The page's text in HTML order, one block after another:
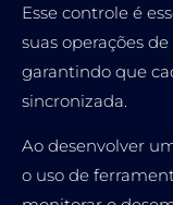
Esse controle é
suas operações
garantindo que
sincronizada.
Ao desenvolver
o uso de